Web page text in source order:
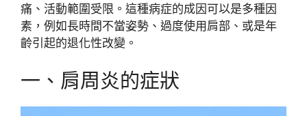
痛、活動範圍受限。這種病症的成因可以是多種因
素，例如長時間不當姿勢、過度使用肩部、或是年
齡引起的退化性改變。
一、肩周炎的症狀